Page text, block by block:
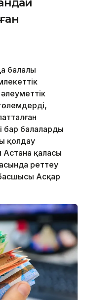
балалы
бар балаларды
қолдау
қаласы
реттеу
Асқар